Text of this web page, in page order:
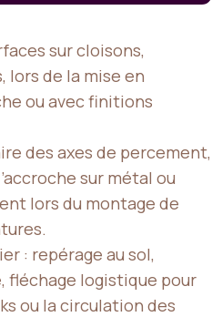
sur cloisons,
lors de la mise en
ou avec finitions
des axes de percement,
sur métal ou
lors du montage de
: repérage au sol,
fléchage logistique pour
ou la circulation des